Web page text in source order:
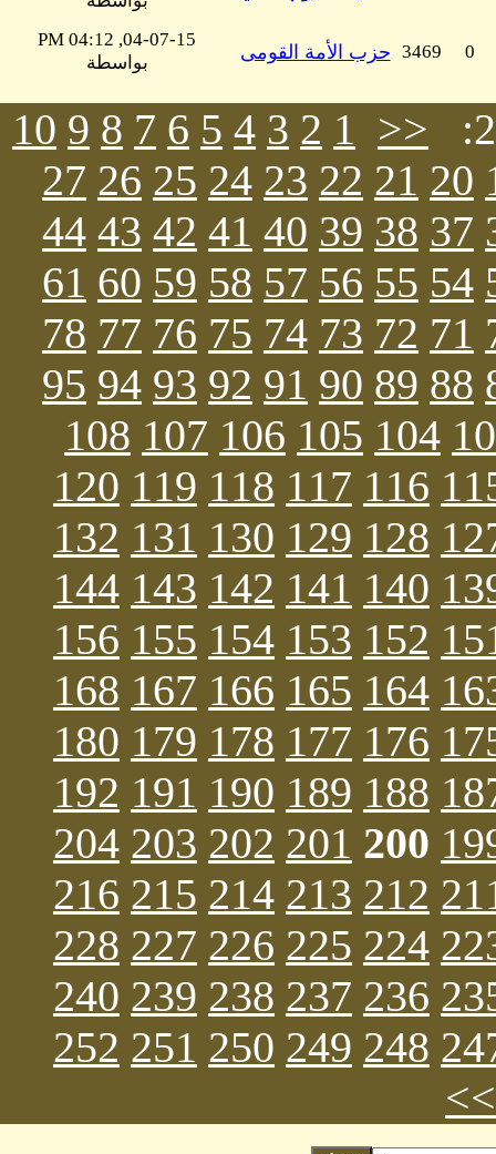
0
3469 حزب الأمة القومى
04-07-15, 04:12 PM
بواسطة
<<
1
2
3
4
5
6
7
8
9
10
20
21
22
23
24
25
26
27
37
38
39
40
41
42
43
44
54
55
56
57
58
59
60
61
71
72
73
74
75
76
77
78
88
89
90
91
92
93
94
95
104
105
106
107
108
116
117
118
119
120
128
129
130
131
132
140
141
142
143
144
152
153
154
155
156
164
165
166
167
168
176
177
178
179
180
188
189
190
191
192
200
201
202
203
204
212
213
214
215
216
224
225
226
227
228
236
237
238
239
240
248
249
250
251
252
>>